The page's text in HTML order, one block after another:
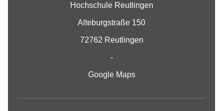
Hochschule Reutlingen
Alteburgstraße 150
72762 Reutlingen
-
Google Maps